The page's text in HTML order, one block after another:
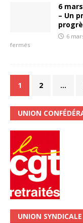
6 mars
– Un
6
fermés
1 2 …
UNION
UNION